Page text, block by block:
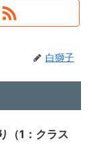
白獅子
（1：クラス